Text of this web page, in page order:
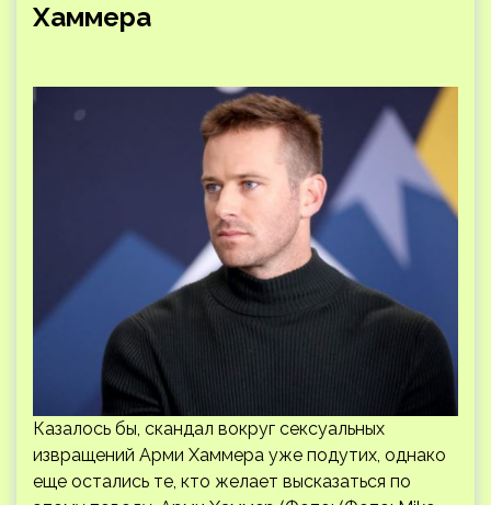
Хаммера
Казалось бы, скандал вокруг сексуальных
извращений Арми Хаммера уже подутих, однако
еще остались те, кто желает высказаться по